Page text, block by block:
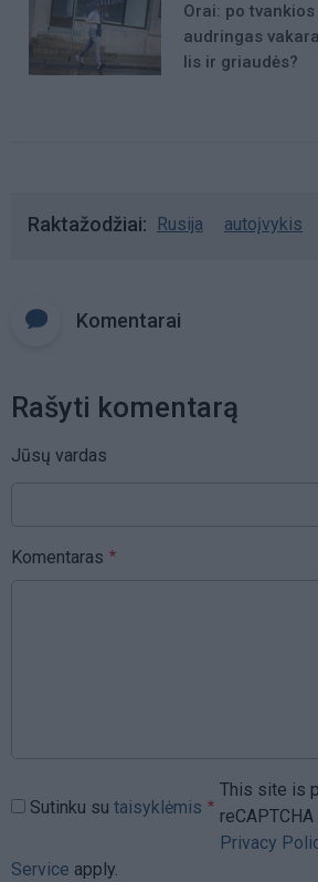
Orai: po
audringas
lis ir griaudės?
Raktažodžiai Rusija autoįvykis
Komentarai
Rašyti komentarą
Jūsų vardas
Komentaras
Sutinku su taisyklėmis
This site is
Privacy
Service apply.